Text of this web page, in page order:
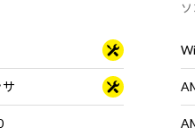
ソ